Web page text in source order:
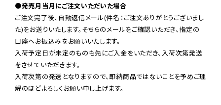
●発売月当月にご注文いただいた場合
ご注文完了後、自動返信メール(件名：ご注文ありがとうございまし
た)をお送りいたします。そちらのメールをご確認いただき、指定の
口座へお振込みをお願いいたします。
入荷予定日が未定のものも先にご入金をいただき、入荷次第発送
をさせていただきます。
入荷次第の発送となりますので、即納商品ではないことを予めご理
解のほどよろしくお願い申し上げます。